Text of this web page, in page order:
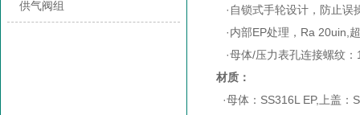
供气阀组
·自锁式手轮设计，防止误
·内部EP处理，Ra 20uin,
·母体/压力表孔连接螺纹：
材质：
·母体：SS316L EP,上盖：